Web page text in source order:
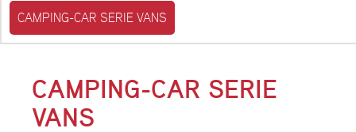
CAMPING-CAR SERIE VANS
CAMPING-CAR SERIE
VANS